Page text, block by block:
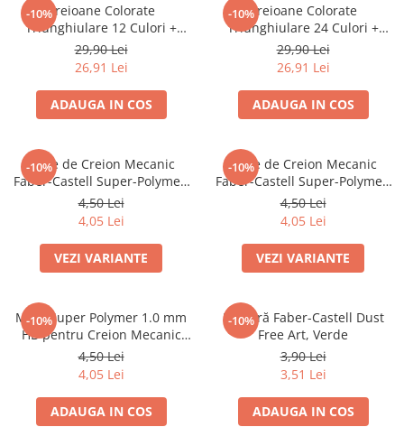
Bibliorafturi
Caiete mecanice
Clipboard-uri
Dosare Plastic
Mape
Penare
Penare cu doua compartimente
Penare cu trei compartimente
Penare cu un compartiment
Penare echipate
Pictură și desen
Accesorii pentru pictură
Creioane grafit și cărbune
Culori acrilice
-10%Creioane Colorate
Triunghiulare 12 Culori +
Ascuțitoare Eco Faber-Castell
29,90 Lei
26,91 Lei
ADAUGA IN COS
-10%Creioane Colorate
Triunghiulare 24 Culori +
Ascuțitoare Eco Faber-Castell
29,90 Lei
26,91 Lei
ADAUGA IN COS
-10%
Mine de Creion Mecanic
Faber-Castell Super-Polymer,
0,5 mm, HB/B, 12 Bucăți
4,50 Lei
4,05 Lei
VEZI VARIANTE
-10%
Mine de Creion Mecanic
Faber-Castell Super-Polymer,
0,7 mm, HB/B, 12 Bucăți
4,50 Lei
4,05 Lei
VEZI VARIANTE
-10%
Mine Super Polymer 1.0 mm
HB pentru Creion Mecanic
Faber-Castell
4,50 Lei
4,05 Lei
ADAUGA IN COS
-10%
Radieră Faber-Castell Dust
Free Art, Verde
3,90 Lei
3,51 Lei
ADAUGA IN COS